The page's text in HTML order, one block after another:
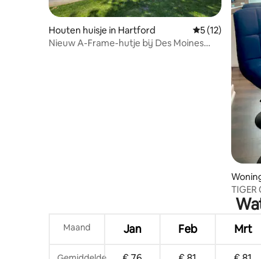
Houten huisje in Hartford Gemiddelde
5 (12)
Nieuw A-Frame-hutje bij Des Moines
tuin,
Maand Jan Feb Mrt